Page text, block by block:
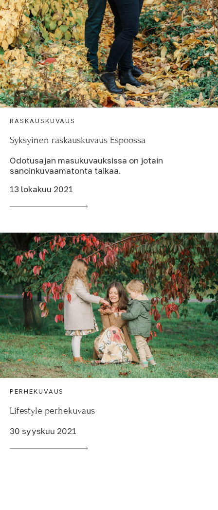
RASKAUSKUVAUS
Syksyinen raskauskuvaus Espoossa
Odotusajan masukuvauksissa on jotain
sanoinkuvaamatonta taikaa.
13 lokakuu 2021
PERHEKUVAUS
Lifestyle perhekuvaus
30 syyskuu 2021